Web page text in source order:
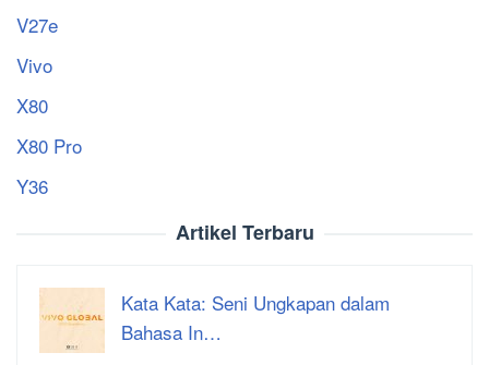
V27e
Vivo
X80
X80 Pro
Y36
Artikel Terbaru
Kata Kata: Seni Ungkapan dalam
Bahasa In…